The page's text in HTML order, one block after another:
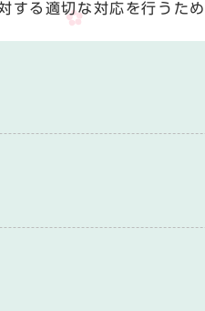
る適切な対応を行うた